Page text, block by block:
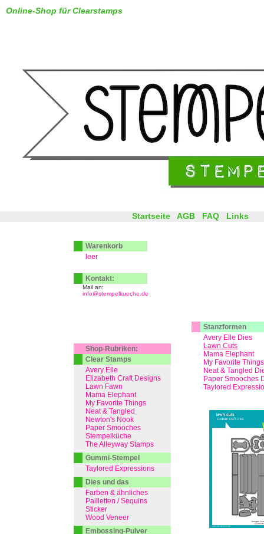
Online-Shop für Clearstamps
Stanzformen
Avery Elle Dies
Lawn Cuts
Mama Elephant
My Favorite Things
Neat & Tangled
Paper Smooches
Taylored
Startseite AGB FAQ Links
Warenkorb
leer
Kontakt:
Mail an:
info@stempelkueche.de
Shop-Rubriken:
Clear Stamps
Avery Elle
Elizabeth Craft Designs
Lawn Fawn
Mama Elephant
My Favorite Things
Neat & Tangled
Newton's Nook
Paper Smooches
Stempelküche
The Alleyway Stamps
Gummi-Stempel
Taylored Expressions
Dies und das
Farben & ähnliches
Pailletten / Sequins
Sticker
Wood Veneer
Embossing-Pulver